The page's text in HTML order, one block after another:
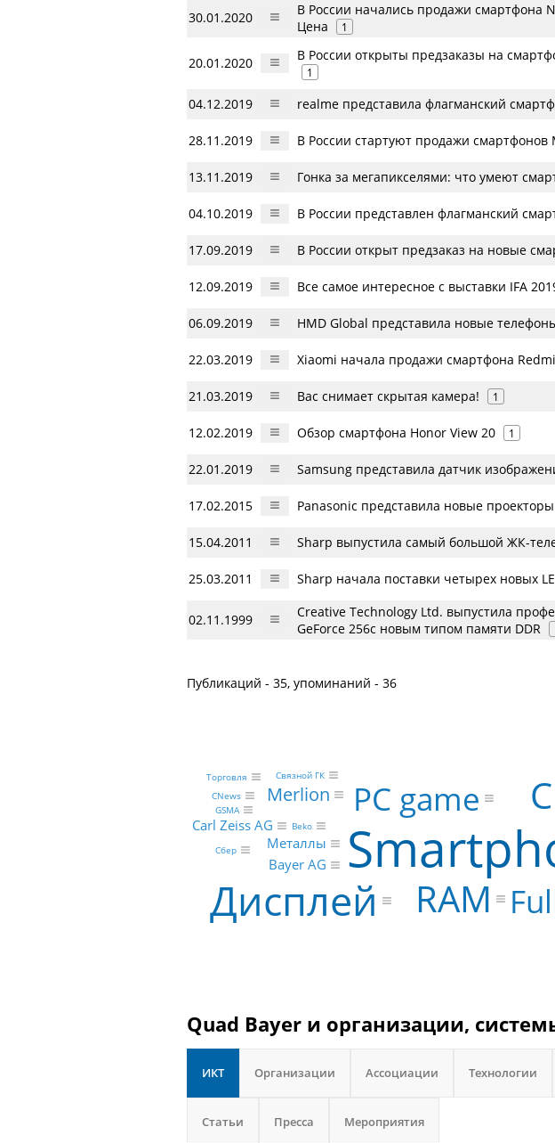
30.01.2020
В России начались продажи смартфона
Цена
1
20.01.2020 В России открыты предзаказы на
1
04.12.2019 realme представила флагманский
28.11.2019 В России стартуют продажи
13.11.2019 Гонка за мегапикселями: что умеют
04.10.2019 В России представлен флагманский
17.09.2019 В России открыт предзаказ на новые
12.09.2019 Все самое интересное с выставки IFA
06.09.2019 HMD Global представила новые
22.03.2019 Xiaomi начала продажи смартфона
21.03.2019 Вас снимает скрытая камера! 1
12.02.2019 Обзор смартфона Honor View 20 1
22.01.2019 Samsung представила датчик
17.02.2015 Panasonic представила новые
15.04.2011 Sharp выпустила самый большой ЖК-
25.03.2011 Sharp начала поставки четырех новых
02.11.1999
Creative Technology Ltd. выпустила
GeForce 256с новым типом памяти DDR
Публикаций - 35, упоминаний - 36
Дисплей RAM
PC game
Merlion
Carl Zeiss AG
Металлы
Bayer AG
Торговля
CNews
Beko
Сбер
Связной ГК
GSMA
Quad Bayer и организации,
ИКТ Организации Ассоциации Технологии
Статьи Пресса Мероприятия